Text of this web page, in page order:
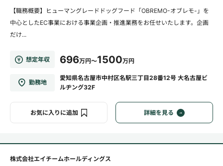
【職務概要】ヒューマングレードドッグフード「OBREMO-オブレモ-」を
中心としたEC事業における事業企画・推進業務をお任せいたします。企画
だけ...
想定年収 696万円～1500万円
勤務地
愛知県名古屋市中村区名駅三丁目28番12号 大名古屋ビ
ルヂング32F
お気に入りに追加 詳細を見る
株式会社エイチームホールディングス